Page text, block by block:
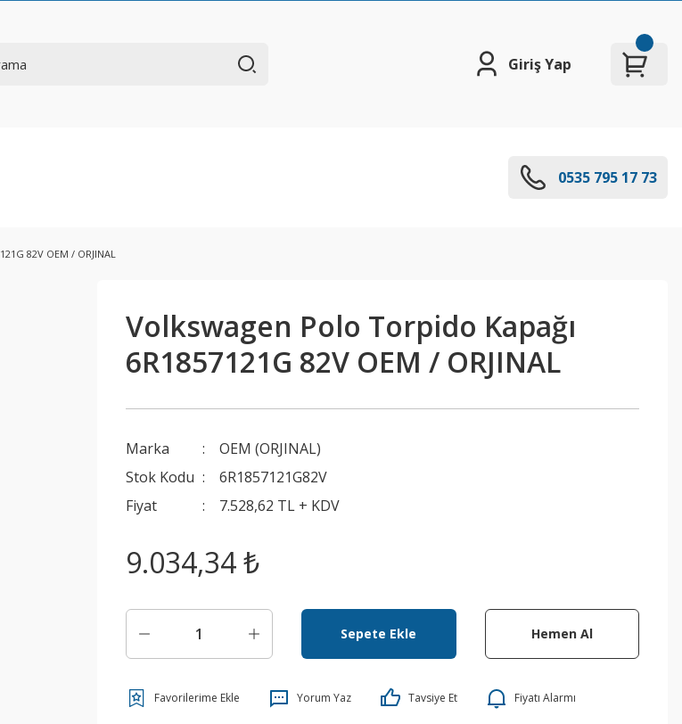
Giriş Yap
0535 795 17 73
82V OEM / ORJINAL
Volkswagen Polo Torpido Kapağı
6R1857121G 82V OEM / ORJINAL
Marka
OEM (ORJINAL)
Stok Kodu
6R1857121G82V
Fiyat
7.528,62 TL + KDV
9.034,34 ₺
Sepete Ekle Hemen Al
Yorum Yaz Tavsiye Et Fiyatı Alarmı